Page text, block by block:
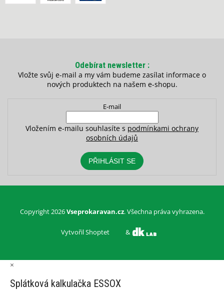
Odebírat newsletter
Vložte svůj e-mail a my vám budeme zasílat informace o
nových produktech na našem e-shopu.
E-mail
Vložením e-mailu souhlasíte s podmínkami ochrany
osobních údajů
PŘIHLÁSIT SE
Vytvořil Shoptet &
Copyright 2026Vseprokaravan.cz. Všechna práva vyhrazena.
×
Splátková kalkulačka ESSOX